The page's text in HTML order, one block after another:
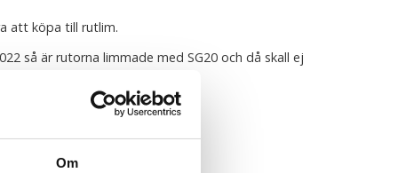
Om
att köpa till rutlim.
så är rutorna limmade med SG20 och då skall ej